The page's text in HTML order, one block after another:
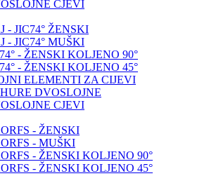
CJEVI
- JIC74° ŽENSKI
- JIC74° MUŠKI
- ŽENSKI KOLJENO 90°
- ŽENSKI KOLJENO 45°
ELEMENTI ZA CIJEVI
DVOSLOJNE
CJEVI
- ŽENSKI
- MUŠKI
- ŽENSKI KOLJENO 90°
- ŽENSKI KOLJENO 45°